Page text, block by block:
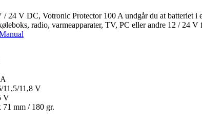
/ 24 V DC, Votronic Protector 100 A undgår du at batteriet i
radio, varmeapparater, TV, PC eller andre 12 / 24
11,5/11,8 V
V
mm / 180 gr.